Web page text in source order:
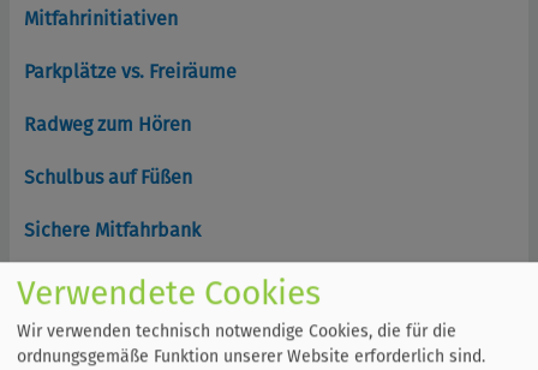
Mitfahrinitiativen
Parkplätze vs. Freiräume
Radweg zum Hören
Schulbus auf Füßen
Sichere Mitfahrbank
Solar-Carport Ladestation
Stadtradeln
Verwendete Cookies
Wir verwenden technisch notwendige Cookies, die für die
ordnungsgemäße Funktion unserer Website erforderlich sind.